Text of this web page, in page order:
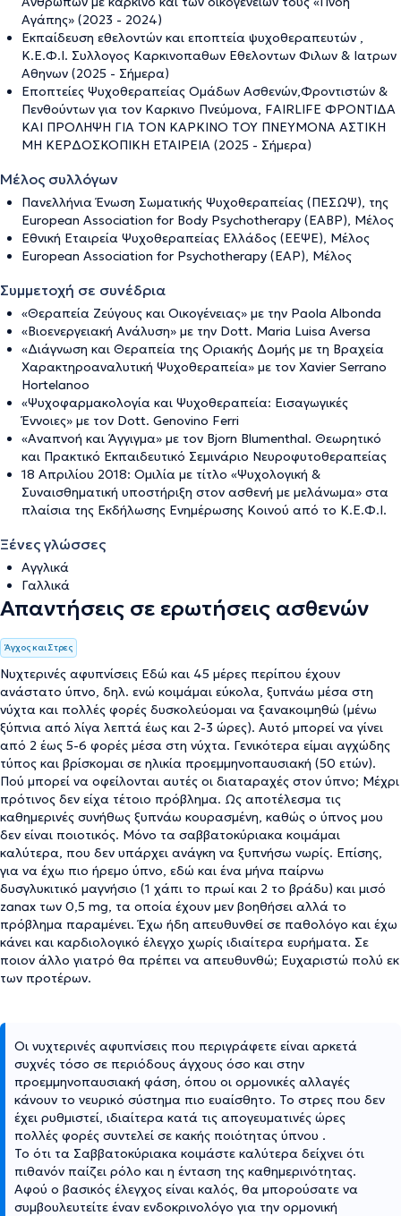
Αγάπης» (2023 - 2024)
Εκπαίδευση εθελοντών και εποπτεία ψυχοθεραπευτών ,
Κ.Ε.Φ.Ι. Συλλογος Καρκινοπαθων Εθελοντων Φιλων & Ιατρων
Αθηνων (2025 - Σήμερα)
Εποπτείες Ψυχοθεραπείας Ομάδων Ασθενών,Φροντιστών &
Πενθούντων για τον Καρκινο Πνεύμονα, FAIRLIFE ΦΡΟΝΤΙΔΑ
ΚΑΙ ΠΡΟΛΗΨΗ ΓΙΑ ΤΟΝ ΚΑΡΚΙΝΟ ΤΟΥ ΠΝΕΥΜΟΝΑ ΑΣΤΙΚΗ
ΜΗ ΚΕΡΔΟΣΚΟΠΙΚΗ ΕΤΑΙΡΕΙΑ (2025 - Σήμερα)
Μέλος συλλόγων
Πανελλήνια Ένωση Σωματικής Ψυχοθεραπείας (ΠΕΣΩΨ), της
European Association for Body Psychotherapy (EABP), Μέλος
Εθνική Εταιρεία Ψυχοθεραπείας Ελλάδος (ΕΕΨΕ), Μέλος
European Association for Psychotherapy (EAP), Μέλος
Συμμετοχή σε συνέδρια
«Θεραπεία Ζεύγους και Οικογένειας» με την Paola Albonda
«Βιοενεργειακή Ανάλυση» με την Dott. Maria Luisa Aversa
«Διάγνωση και Θεραπεία της Οριακής Δομής με τη Βραχεία
Χαρακτηροαναλυτική Ψυχοθεραπεία» με τον Xavier Serrano
Hortelanoo
«Ψυχοφαρμακολογία και Ψυχοθεραπεία: Εισαγωγικές
Έννοιες» με τον Dott. Genovino Ferri
«Αναπνοή και Άγγιγμα» με τον Bjorn Blumenthal. Θεωρητικό
και Πρακτικό Εκπαιδευτικό Σεμινάριο Νευροφυτοθεραπείας
18 Απριλίου 2018: Ομιλία με τίτλο «Ψυχολογική &
Συναισθηματική υποστήριξη στον ασθενή με μελάνωμα» στα
πλαίσια της Εκδήλωσης Ενημέρωσης Κοινού από το Κ.Ε.Φ.Ι.
Ξένες γλώσσες
Αγγλικά
Γαλλικά
Απαντήσεις σε ερωτήσεις ασθενών
Άγχος και Στρες
Νυχτερινές αφυπνίσεις Εδώ και 45 μέρες περίπου έχουν
ανάστατο ύπνο, δηλ. ενώ κοιμάμαι εύκολα, ξυπνάω μέσα στη
νύχτα και πολλές φορές δυσκολεύομαι να ξανακοιμηθώ (μένω
ξύπνια από λίγα λεπτά έως και 2-3 ώρες). Αυτό μπορεί να γίνει
από 2 έως 5-6 φορές μέσα στη νύχτα. Γενικότερα είμαι αγχώδης
τύπος και βρίσκομαι σε ηλικία προεμμηνοπαυσιακή (50 ετών).
Πού μπορεί να οφείλονται αυτές οι διαταραχές στον ύπνο; Μέχρι
πρότινος δεν είχα τέτοιο πρόβλημα. Ως αποτέλεσμα τις
καθημερινές συνήθως ξυπνάω κουρασμένη, καθώς ο ύπνος μου
δεν είναι ποιοτικός. Μόνο τα σαββατοκύριακα κοιμάμαι
καλύτερα, που δεν υπάρχει ανάγκη να ξυπνήσω νωρίς. Επίσης,
για να έχω πιο ήρεμο ύπνο, εδώ και ένα μήνα παίρνω
δυσγλυκιτικό μαγνήσιο (1 χάπι το πρωί και 2 το βράδυ) και μισό
zanax των 0,5 mg, τα οποία έχουν μεν βοηθήσει αλλά το
πρόβλημα παραμένει. Έχω ήδη απευθυνθεί σε παθολόγο και έχω
κάνει και καρδιολογικό έλεγχο χωρίς ιδιαίτερα ευρήματα. Σε
ποιον άλλο γιατρό θα πρέπει να απευθυνθώ; Ευχαριστώ πολύ εκ
των προτέρων.
Οι νυχτερινές αφυπνίσεις που περιγράφετε είναι αρκετά
συχνές τόσο σε περιόδους άγχους όσο και στην
προεμμηνοπαυσιακή φάση, όπου οι ορμονικές αλλαγές
κάνουν το νευρικό σύστημα πιο ευαίσθητο. Το στρες που δεν
έχει ρυθμιστεί, ιδιαίτερα κατά τις απογευματινές ώρες
πολλές φορές συντελεί σε κακής ποιότητας ύπνου .
Το ότι τα Σαββατοκύριακα κοιμάστε καλύτερα δείχνει ότι
πιθανόν παίζει ρόλο και η ένταση της καθημερινότητας.
Αφού ο βασικός έλεγχος είναι καλός, θα μπορούσατε να
συμβουλευτείτε έναν ενδοκρινολόγο για την ορμονική